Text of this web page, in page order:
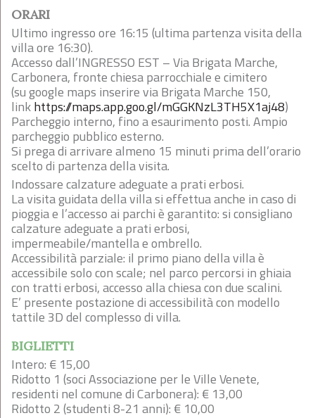
ORARI
Ultimo ingresso ore 16:15 (ultima partenza visita della
villa ore 16:30).
Accesso dall’INGRESSO EST – Via Brigata Marche,
Carbonera, fronte chiesa parrocchiale e cimitero
(su google maps inserire via Brigata Marche 150,
linkhttps://maps.app.goo.gl/mGGKNzL3TH5X1aj48)
Parcheggio interno, fino a esaurimento posti. Ampio
parcheggio pubblico esterno.
Si prega di arrivare almeno 15 minuti prima dell’orario
scelto di partenza della visita.
Indossare calzature adeguate a prati erbosi.
La visita guidata della villa si effettua anche in caso di
pioggia e l’accesso ai parchi è garantito: si consigliano
calzature adeguate a prati erbosi,
impermeabile/mantella e ombrello.
Accessibilità parziale: il primo piano della villa è
accessibile solo con scale; nel parco percorsi in ghiaia
con tratti erbosi, accesso alla chiesa con due scalini.
E’ presente postazione di accessibilità con modello
tattile 3D del complesso di villa.
BIGLIETTI
Intero: € 15,00
Ridotto 1 (soci Associazione per le Ville Venete,
residenti nel comune di Carbonera): € 13,00
Ridotto 2 (studenti 8-21 anni): € 10,00